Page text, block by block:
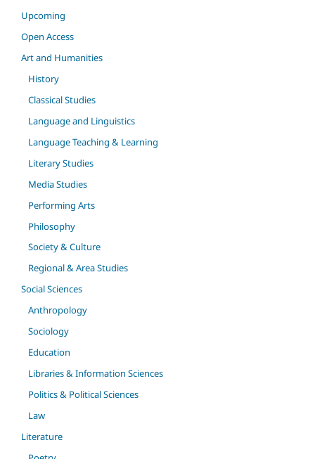
Upcoming
Open Access
Art and Humanities
History
Classical Studies
Language and Linguistics
Language Teaching & Learning
Literary Studies
Media Studies
Performing Arts
Philosophy
Society & Culture
Regional & Area Studies
Social Sciences
Anthropology
Sociology
Education
Libraries & Information Sciences
Politics & Political Sciences
Law
Literature